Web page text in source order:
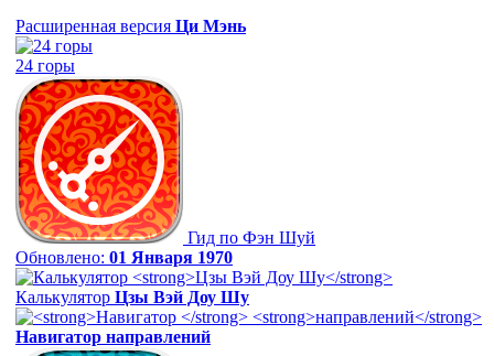
Расширенная версия Ци Мэнь
24 горы
Гид по Фэн Шуй
Обновлено: 01 Января 1970
Калькулятор Цзы Вэй Доу Шу
Навигатор направлений